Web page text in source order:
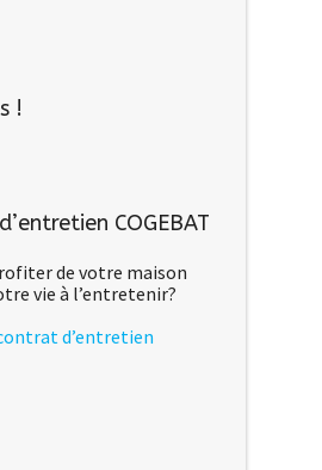
!
COGEBAT
de votre maison
vie à l’entretenir?
d’entretien